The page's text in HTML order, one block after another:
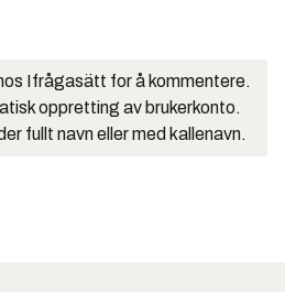
Ifrågasätt for å kommentere.
oppretting av brukerkonto.
fullt navn eller med kallenavn.